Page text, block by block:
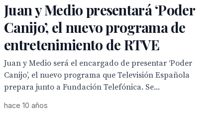
Juan y Medio presentará ‘Poder
Canijo’, el nuevo programa de
entretenimiento de RTVE
Juan y Medio será el encargado de presentar ‘Poder
Canijo’, el nuevo programa que Televisión Española
prepara junto a Fundación Telefónica. Se...
hace 10 años